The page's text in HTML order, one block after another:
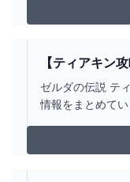
発見者様、コメ
させて頂きます#
【ティアキン
ゼルダの伝説 テ
情報をまとめて
イドブックはい
い。